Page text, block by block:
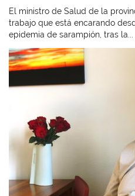
El ministro de Salud de la
trabajo que está encarando
epidemia de sarampión, tras la...
Imagen